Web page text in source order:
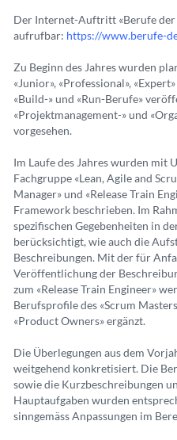
Der Internet-Auftritt «Berufe der
aufrufbar: https://www.berufe-
Zu Beginn des Jahres wurden
«Junior», «Professional»,
«Build-» und «Run-Berufe»
«Projektmanagement-» und
vorgesehen.
Im Laufe des Jahres wurden mit
Fachgruppe «Lean, Agile and
Manager» und «Release Train
Framework beschrieben. Im
spezifischen Gegebenheiten in
berücksichtigt, wie auch die
Beschreibungen. Mit der für
Veröffentlichung der
zum «Release Train Engineer»
Berufsprofile des «Scrum
«Product Owners» ergänzt.
Die Überlegungen aus dem
weitgehend konkretisiert. Die
sowie die Kurzbeschreibungen
Hauptaufgaben wurden
sinngemäss Anpassungen im